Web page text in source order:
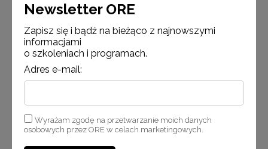
rynkowych dedykowanych nauczycielom.
Czytaj więcej
Aktualności
Newsletter ORE
Zapisz się i bądź na bieżąco z najnowszymi
informacjami
o szkoleniach i programach.
Adres e-mail:
Wyrażam zgodę na przetwarzanie moich danych
osobowych przez ORE w celach marketingowych.